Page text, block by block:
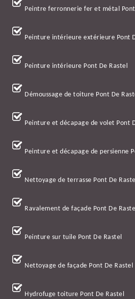
Peintre ferronnerie fer et métal
Peinture intérieure extérieure Pont
Peinture intérieure Pont De Rastel
Démoussage de toiture Pont De
Peinture et décapage de volet Pont
Peinture et décapage de persienne
Nettoyage de terrasse Pont De
Ravalement de façade Pont De
Peinture sur tuile Pont De Rastel
Nettoyage de façade Pont De Rastel
Hydrofuge toiture Pont De Rastel